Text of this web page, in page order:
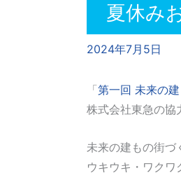
夏休み
2024年7月5日
「第一回 未来の
株式会社東急の協
未来の建もの街づ
ウキウキ・ワク